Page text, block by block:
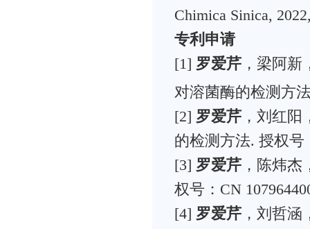
Chimica Sinica,
专利申请
[1] 罗爱芹 ，梁阿新
对溶菌酶的检测方
[2] 罗爱芹 ，刘红
的检测方法. 授权号
[3] 罗爱芹 ，陈炜
权号：CN
[4] 罗爱芹 ，刘哲